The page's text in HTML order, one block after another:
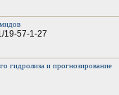
19-57-1-27
гидролиза и прогнозирование